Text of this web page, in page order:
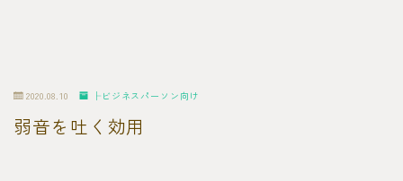
2020.08.10 ├ビジネスパーソン向け
弱音を吐く効用